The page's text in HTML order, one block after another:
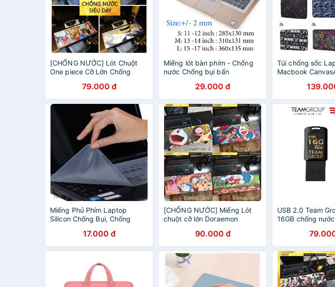
[CHỐNG NƯỚC] Lót Chuột
One piece Cỡ Lớn Chống
79.000 đ
Miếng lót bàn phím - Chống
nước Chống bụi bẩn
29.000 đ
Túi chống sốc
Macbook
Miếng Phủ Phím Laptop
Silicon Chống Bụi, Chống
17.000 đ
[CHỐNG NƯỚC] Miếng Lót
chuột cỡ lớn Doraemon
90.000 đ
USB 2.0 Team
16GB chống